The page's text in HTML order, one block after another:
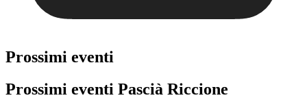
Prossimi eventi
Prossimi eventi Pascià Riccione